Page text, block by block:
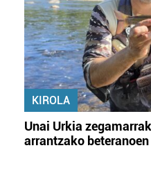
KIROLA
Unai Urkia
arrantzako